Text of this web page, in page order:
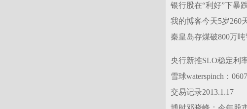
银行股在“利好”下暴
我的博客今天5岁260
秦皇岛存煤破800万
央行新推SLO稳定利
雪球waterspinch：
交易记录2013.1.17